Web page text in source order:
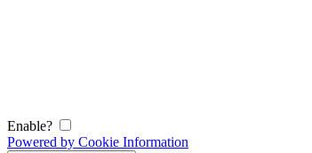
Enable?
Powered by Cookie Information